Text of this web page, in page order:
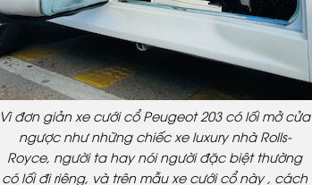
Vì đơn giản xe cưới cổ Peugeot 203 có lối mở cửa
ngược như những chiếc xe luxury nhà Rolls-
Royce, người ta hay nói người đặc biệt thường
có lối đi riêng, và trên mẫu xe cưới cổ này , cách